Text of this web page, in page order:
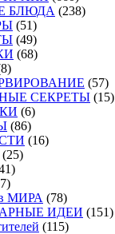
БЛЮДА (238)
(51)
(49)
(68)
(57)
СЕКРЕТЫ (15)
(6)
(86)
(16)
(25)
МИРА (78)
ИДЕИ (151)
(115)